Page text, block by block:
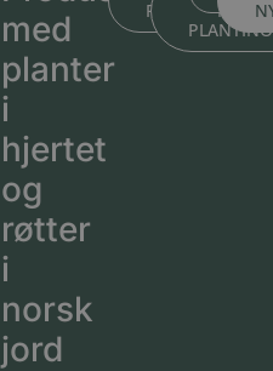
med
planter
i
hjertet
og
røtter
i
norsk
jord
MED